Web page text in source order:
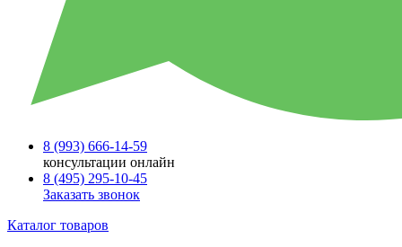
8 (993) 666-14-59
консультации онлайн
8 (495) 295-10-45
Заказать звонок
Каталог товаров